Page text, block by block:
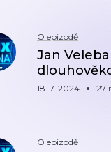
O epizodě
Jan
18. 7. 2024 27
O epizodě